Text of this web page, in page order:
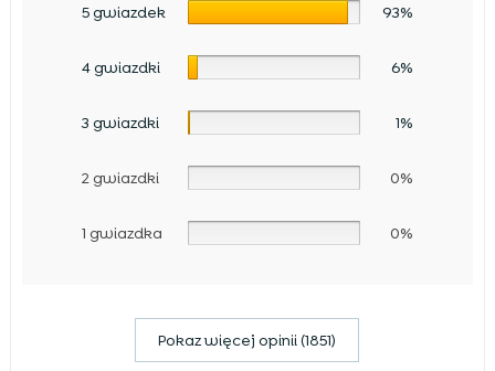
5 gwiazdek 93%
4 gwiazdki 6%
3 gwiazdki 1%
2 gwiazdki 0%
1 gwiazdka 0%
Pokaz więcej opinii (1851)